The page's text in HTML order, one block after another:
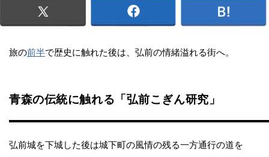
旅の前半で歴史に触れた後は、弘前の情緒溢れる街へ。
青森の伝統に触れる「弘前こぎん研究」
弘前城を下城した後は城下町の風情の残る一方通行の道を